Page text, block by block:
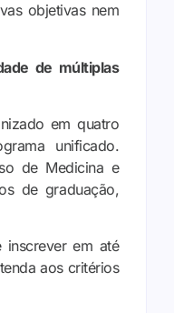
objetivas nem
de múltiplas
em quatro
unificado.
de Medicina e
de graduação,
inscrever em até
aos critérios